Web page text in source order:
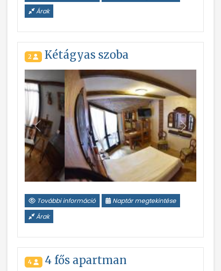
Árak
2 Kétágyas szoba
Vissza
További információ
Naptár megtekintése
Árak
4 4 fős apartman